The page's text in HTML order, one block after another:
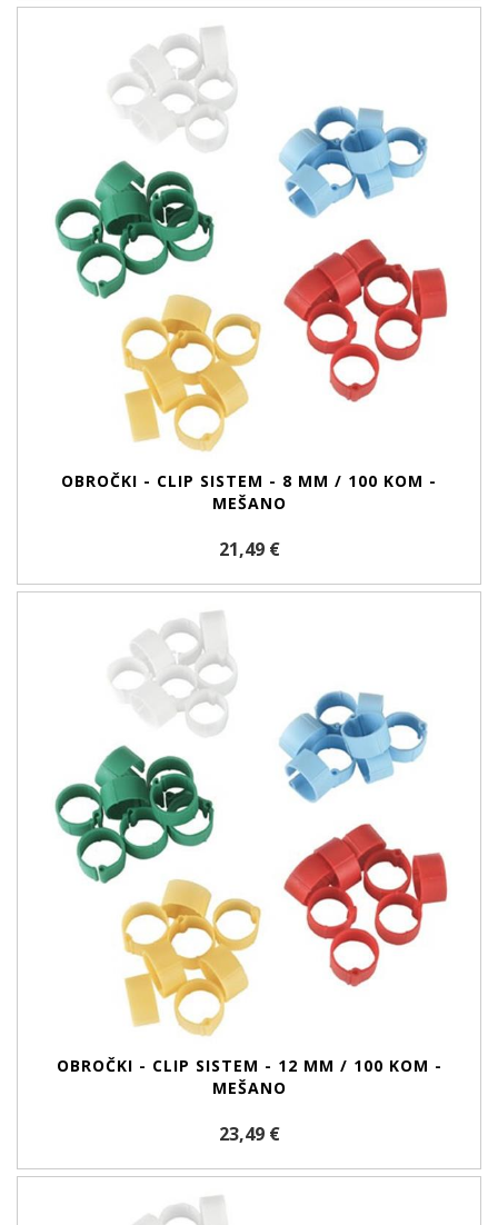
OBROČKI - CLIP SISTEM - 8 MM / 100 KOM -
MEŠANO
21,49 €
OBROČKI - CLIP SISTEM - 12 MM / 100 KOM -
MEŠANO
23,49 €